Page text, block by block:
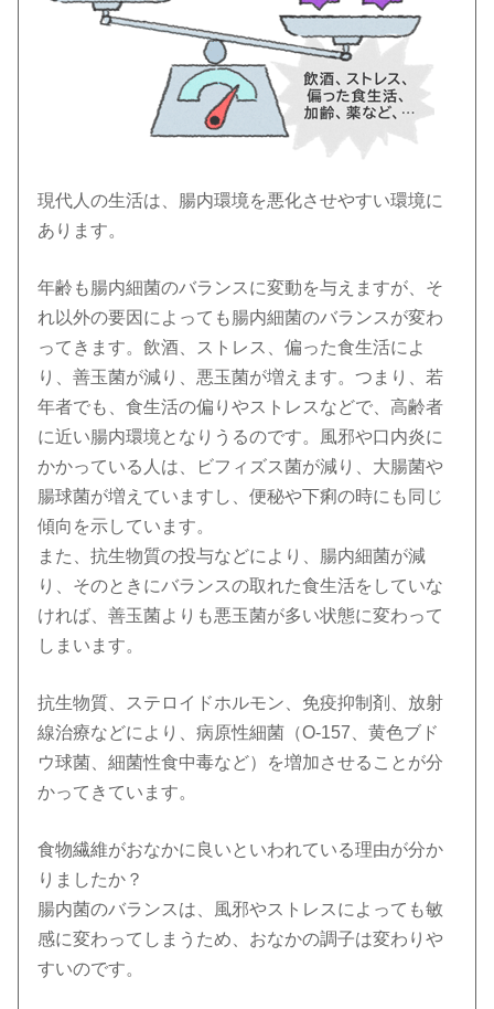
現代人の生活は、腸内環境を悪化させやすい環境に
あります。
年齢も腸内細菌のバランスに変動を与えますが、そ
れ以外の要因によっても腸内細菌のバランスが変わ
ってきます。飲酒、ストレス、偏った食生活によ
り、善玉菌が減り、悪玉菌が増えます。つまり、若
年者でも、食生活の偏りやストレスなどで、高齢者
に近い腸内環境となりうるのです。風邪や口内炎に
かかっている人は、ビフィズス菌が減り、大腸菌や
腸球菌が増えていますし、便秘や下痢の時にも同じ
傾向を示しています。
また、抗生物質の投与などにより、腸内細菌が減
り、そのときにバランスの取れた食生活をしていな
ければ、善玉菌よりも悪玉菌が多い状態に変わって
しまいます。
抗生物質、ステロイドホルモン、免疫抑制剤、放射
線治療などにより、病原性細菌（O-157、黄色ブド
ウ球菌、細菌性食中毒など）を増加させることが分
かってきています。
食物繊維がおなかに良いといわれている理由が分か
りましたか？
腸内菌のバランスは、風邪やストレスによっても敏
感に変わってしまうため、おなかの調子は変わりや
すいのです。